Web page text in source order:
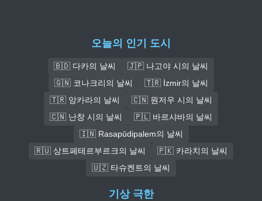
오늘의 인기 도시
🇧🇩 다카의 날씨
🇯🇵 나고야 시의 날씨
🇬🇳 코나크리의 날씨
🇹🇷 İzmir의 날씨
🇹🇷 앙카라의 날씨
🇨🇳 원저우 시의 날씨
🇨🇳 난창 시의 날씨
🇵🇱 바르샤바의 날씨
🇮🇳 Rasapūdipalem의 날씨
🇷🇺 상트페테르부르크의 날씨
🇵🇰 카라치의 날씨
🇺🇿 타슈켄트의 날씨
기상 극한